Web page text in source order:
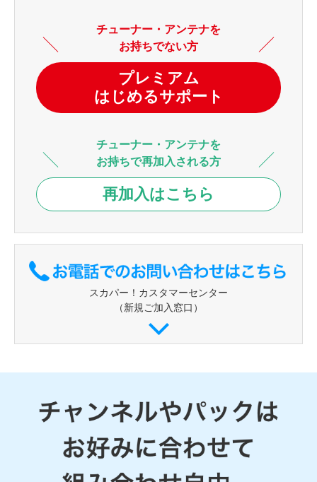
チューナー・アンテナを
お持ちでない方
プレミアム
はじめるサポート
チューナー・アンテナを
お持ちで再加入される方
再加入はこちら
スカパー！カスタマーセンター
（新規ご加入窓口）